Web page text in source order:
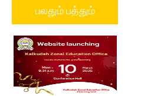
பலதும் பத்தும்